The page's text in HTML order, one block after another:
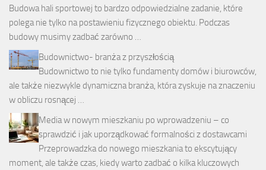
Budowa hali sportowej to bardzo odpowiedzialne zadanie, które
polega nie tylko na postawieniu fizycznego obiektu. Podczas
budowy musimy zadbać zarówno …
Budownictwo- branża z przyszłością
Budownictwo to nie tylko fundamenty domów i biurowców,
ale także niezwykle dynamiczna branża, która zyskuje na znaczeniu
w obliczu rosnącej …
Media w nowym mieszkaniu po wprowadzeniu – co
sprawdzić i jak uporządkować formalności z dostawcami
Przeprowadzka do nowego mieszkania to ekscytujący
moment, ale także czas, kiedy warto zadbać o kilka kluczowych